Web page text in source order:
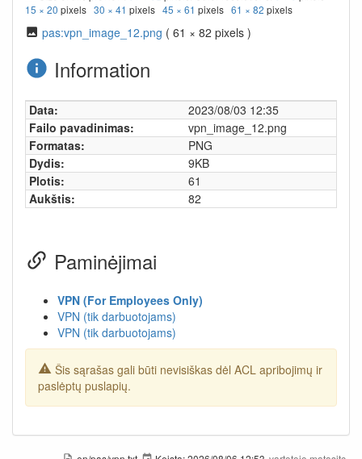
15 × 20 pixels 30 × 41 pixels 45 × 61 pixels 61 × 82 pixels
pas:vpn_image_12.png ( 61 × 82 pixels )
Information
Data:
2023/08/03 12:35
Failo pavadinimas:
vpn_image_12.png
Formatas:
PNG
Dydis:
9KB
Plotis:
61
Aukštis:
82
Paminėjimai
VPN (For Employees Only)
VPN (tik darbuotojams)
VPN (tik darbuotojams)
Šis sąrašas gali būti nevisiškas dėl ACL apribojimų ir
paslėptų puslapių.